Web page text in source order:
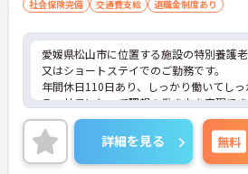
社会保険完備
交通費支給 退職金制度あり
愛媛県松山市に位置する施設の特別養護
又はショートステイでのご勤務です。
年間休日110日あり、しっかり働いてしっ
る、社員にとって理想の働き方を実現で
マイカー通勤が可能なため、通勤に便利
ご興味をお持ちの方はお気軽にお問い合わ
い。
詳細を見る 無料